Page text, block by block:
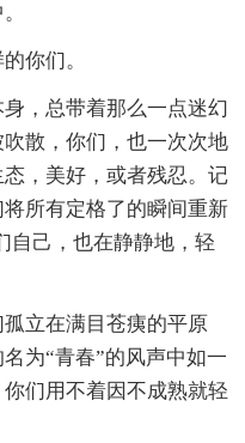
你们。
，总带着那么一点迷幻
散，你们，也一次次地
，美好，或者残忍。记
所有定格了的瞬间重新
自己，也在静静地，轻
立在满目苍痍的平原
为“青春”的风声中如一
们用不着因不成熟就轻